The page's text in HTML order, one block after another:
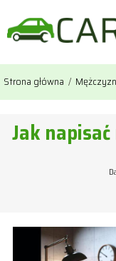
Strona główna /
Jak